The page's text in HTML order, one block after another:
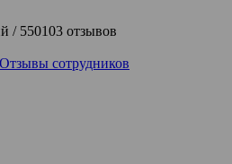
223640 компаний / 550103 отзывов